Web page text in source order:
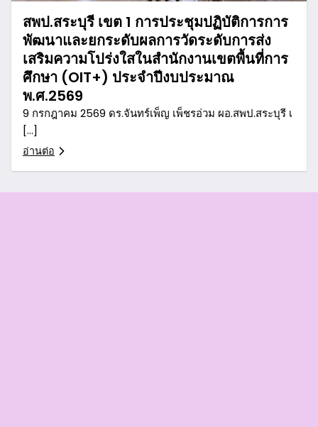
สพป.สระบุรี เขต 1 การประชุมปฏิบัติการการ
พัฒนาและยกระดับผลการวัดระดับการส่ง
เสริมความโปร่งใสในสำนักงานเขตพื้นที่การ
ศึกษา (OIT+) ประจำปีงบประมาณ
พ.ศ.2569
9 กรกฎาคม 2569 ดร.จันทร์เพ็ญ เพ็ชรอ่วม ผอ.สพป.สระบุรี เ
[…]
อ่านต่อ